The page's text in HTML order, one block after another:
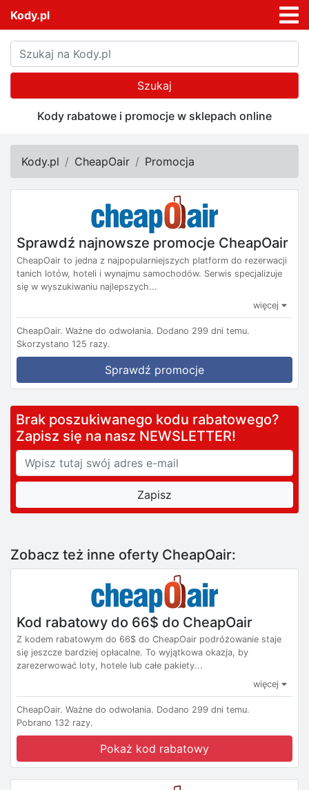
Kody.pl
Szukaj
Kody rabatowe i promocje w sklepach online
Kody.pl CheapOair Promocja
Sprawdź najnowsze promocje CheapOair
CheapOair to jedna z najpopularniejszych platform do rezerwacji
tanich lotów, hoteli i wynajmu samochodów. Serwis specjalizuje
się w wyszukiwaniu najlepszych...
więcej
CheapOair. Ważne do odwołania. Dodano 299 dni temu.
Skorzystano 125 razy.
Sprawdź promocje
Brak poszukiwanego kodu rabatowego?
Zapisz się na nasz NEWSLETTER!
Zobacz też inne oferty CheapOair:
Kod rabatowy do 66$ do CheapOair
Z kodem rabatowym do 66$ do CheapOair podróżowanie staje
się jeszcze bardziej opłacalne. To wyjątkowa okazja, by
zarezerwować loty, hotele lub całe pakiety...
więcej
CheapOair. Ważne do odwołania. Dodano 299 dni temu.
Pobrano 132 razy.
Pokaż kod rabatowy